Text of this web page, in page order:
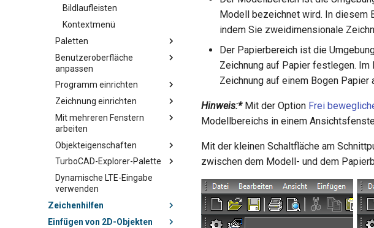
Bildlaufleisten
Kontextmenü
Paletten
Benutzeroberfläche
anpassen
Programm einrichten
Zeichnung einrichten
Mit mehreren Fenstern
arbeiten
Objekteigenschaften
TurboCAD-Explorer-Palette
Dynamische LTE-Eingabe
verwenden
Zeichenhilfen
Einfügen von 2D-Objekten
Modell bezeichnet wird. In diesem
indem Sie zweidimensionale
Der Papierbereich ist die
Zeichnung auf Papier festlegen.
Zeichnung auf einem Bogen Papier
Hinweis:* Mit der Option Frei
Modellbereichs in einem
Mit der kleinen Schaltfläche am
zwischen dem Modell- und dem